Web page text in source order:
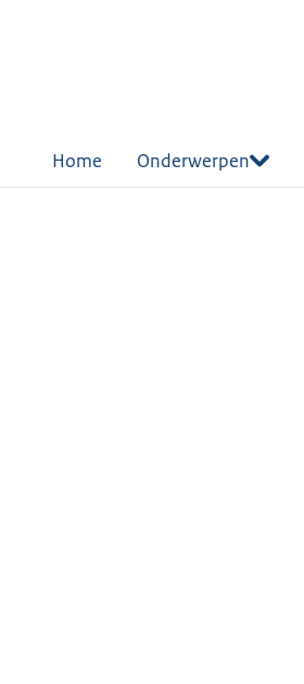
Home Onderwerpen